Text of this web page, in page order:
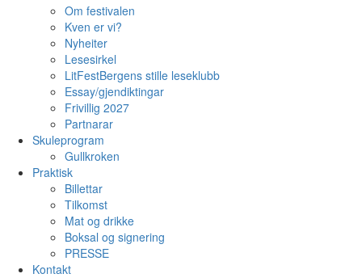
Om festivalen
Kven er vi?
Nyheiter
Lesesirkel
LitFestBergens stille leseklubb
Essay/gjendiktingar
Frivillig 2027
Partnarar
Skuleprogram
Gullkroken
Praktisk
Billettar
Tilkomst
Mat og drikke
Boksal og signering
PRESSE
Kontakt